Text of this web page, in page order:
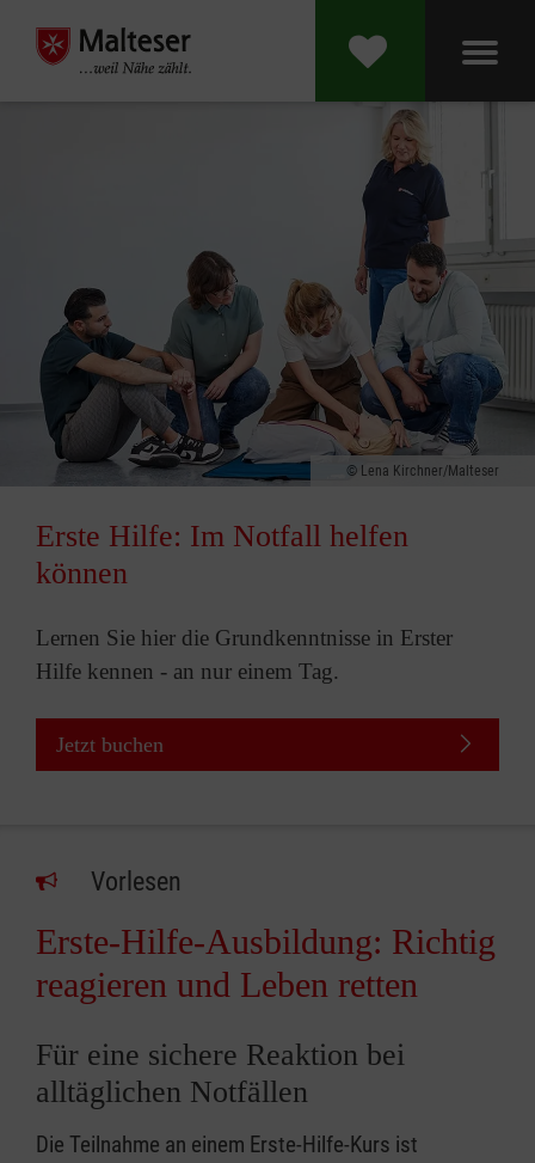
Lena Kirchner/Malteser
Erste Hilfe: Im Notfall helfen
können
Lernen Sie hier die Grundkenntnisse in Erster
Hilfe kennen - an nur einem Tag.
Jetzt buchen
Vorlesen
Erste-Hilfe-Ausbildung: Richtig
reagieren und Leben retten
Für eine sichere Reaktion bei
alltäglichen Notfällen
Die Teilnahme an einem Erste-Hilfe-Kurs ist